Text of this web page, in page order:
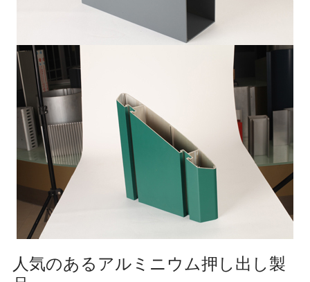
人気のあるアルミニウム押し出し製